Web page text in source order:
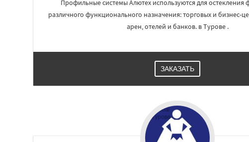
Работаем по
регионам
Профильные системы Алютех используются для остекления
различного функционального назначения: торговых и бизнес-
арен, отелей и банков. в Турове .
ЗАКАЗАТЬ